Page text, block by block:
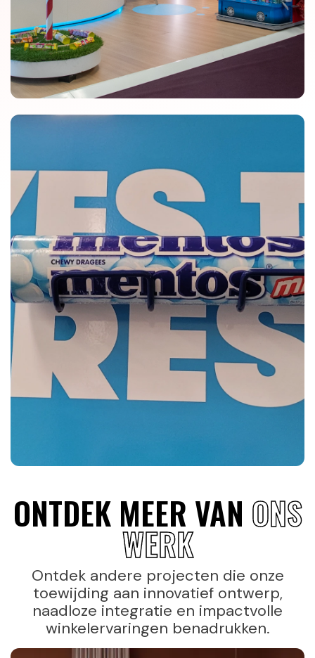
ONTDEK MEER VAN ONS
WERK
Ontdek andere projecten die onze
toewijding aan innovatief ontwerp,
naadloze integratie en impactvolle
winkelervaringen benadrukken.